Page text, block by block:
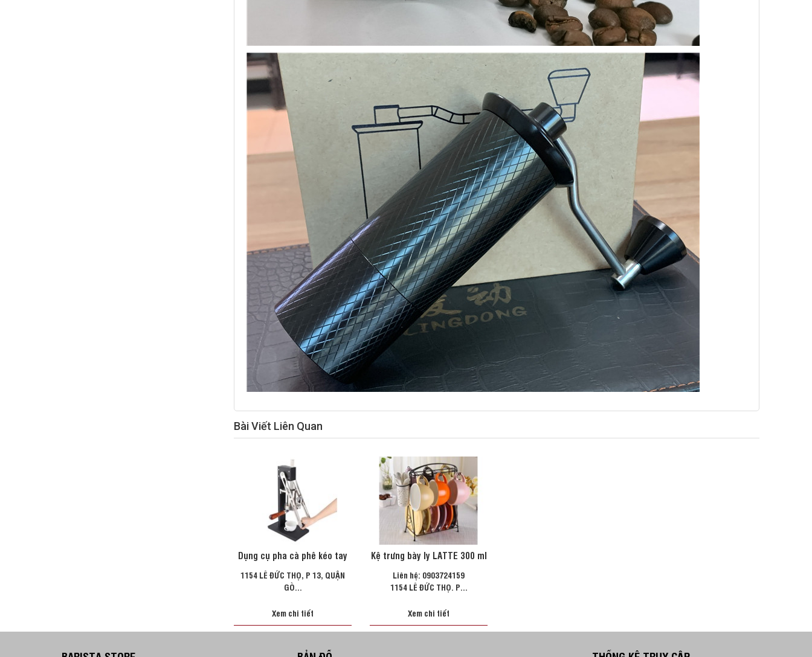
Bài Viết Liên Quan
Dụng cụ pha cà phê kéo tay
1154 LÊ ĐỨC THỌ, P 13, QUẬN
GÒ...
Xem chi tiết
Kệ trưng bày ly LATTE 300 ml
Liên hệ: 0903724159
1154 LÊ ĐỨC THỌ. P...
Xem chi tiết